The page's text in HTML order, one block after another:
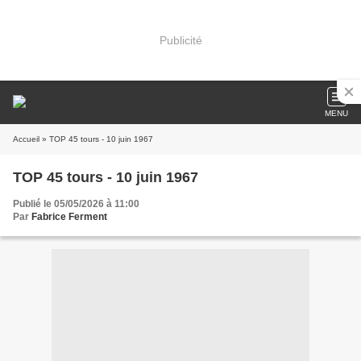
Publicité
MENU
Accueil » TOP 45 tours - 10 juin 1967
TOP 45 tours - 10 juin 1967
Publié le 05/05/2026 à 11:00
Par Fabrice Ferment